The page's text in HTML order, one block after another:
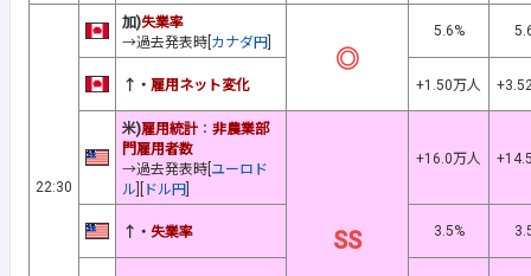
22:30
加)失業率
→過去発表時[ カナダ円
◎
5.6%
↑・ 雇用ネット変化 +1.50万人
米)雇用統計： 非農業部
門雇用者数
→過去発表時[ ユーロド
ル
ドル円
SS
+16.0万人
↑・ 失業率 3.5%